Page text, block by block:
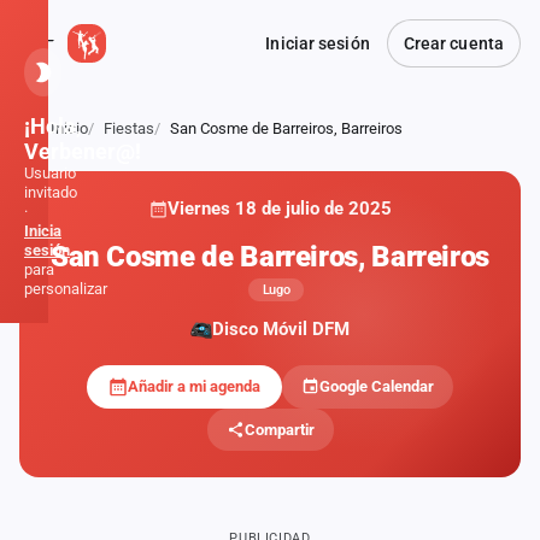
Iniciar sesión Crear cuenta
Atrás
Inicio Fiestas San Cosme de Barreiros, Barreiros
Viernes 18 de julio de 2025
San Cosme de Barreiros, Barreiros
Lugo
Disco Móvil DFM
Añadir a mi agenda Google Calendar
Compartir
¡Hola,
Verbener@!
Usuario
invitado
·
Inicia
sesión
para
personalizar
Formaciones